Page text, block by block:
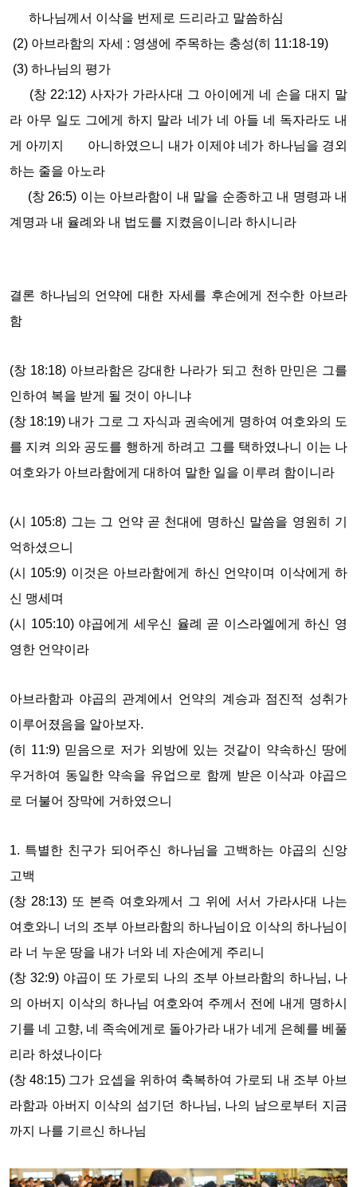
하나님께서 이삭을 번제로 드리라고 말씀하심
(2) 아브라함의 자세 : 영생에 주목하는 충성(히 11:18-19)
(3) 하나님의 평가
(창 22:12) 사자가 가라사대 그 아이에게 네 손을 대지 말
라 아무 일도 그에게 하지 말라 네가 네 아들 네 독자라도 내
게 아끼지 아니하였으니 내가 이제야 네가 하나님을 경외
하는 줄을 아노라
(창 26:5) 이는 아브라함이 내 말을 순종하고 내 명령과 내
계명과 내 율례와 내 법도를 지켰음이니라 하시니라
결론 하나님의 언약에 대한 자세를 후손에게 전수한 아브라
함
(창 18:18) 아브라함은 강대한 나라가 되고 천하 만민은 그를
인하여 복을 받게 될 것이 아니냐
(창 18:19) 내가 그로 그 자식과 권속에게 명하여 여호와의 도
를 지켜 의와 공도를 행하게 하려고 그를 택하였나니 이는 나
여호와가 아브라함에게 대하여 말한 일을 이루려 함이니라
(시 105:8) 그는 그 언약 곧 천대에 명하신 말씀을 영원히 기
억하셨으니
(시 105:9) 이것은 아브라함에게 하신 언약이며 이삭에게 하
신 맹세며
(시 105:10) 야곱에게 세우신 율례 곧 이스라엘에게 하신 영
영한 언약이라
아브라함과 야곱의 관계에서 언약의 계승과 점진적 성취가
이루어졌음을 알아보자.
(히 11:9) 믿음으로 저가 외방에 있는 것같이 약속하신 땅에
우거하여 동일한 약속을 유업으로 함께 받은 이삭과 야곱으
로 더불어 장막에 거하였으니
1. 특별한 친구가 되어주신 하나님을 고백하는 야곱의 신앙
고백
(창 28:13) 또 본즉 여호와께서 그 위에 서서 가라사대 나는
여호와니 너의 조부 아브라함의 하나님이요 이삭의 하나님이
라 너 누운 땅을 내가 너와 네 자손에게 주리니
(창 32:9) 야곱이 또 가로되 나의 조부 아브라함의 하나님, 나
의 아버지 이삭의 하나님 여호와여 주께서 전에 내게 명하시
기를 네 고향, 네 족속에게로 돌아가라 내가 네게 은혜를 베풀
리라 하셨나이다
(창 48:15) 그가 요셉을 위하여 축복하여 가로되 내 조부 아브
라함과 아버지 이삭의 섬기던 하나님, 나의 남으로부터 지금
까지 나를 기르신 하나님